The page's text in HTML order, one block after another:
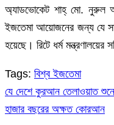
অ্যাডভোকেট শাহ্ মো. নুরুল
ইজতেমা আয়োজনের জন্য যে
হয়েছে। রিটে ধর্ম
Tags: বিশ্ব ইজতেমা
Post
যে দেশে কুরআন তেলাওয়াত শুনে
হাজার বছরের অক্ষত কোরআন